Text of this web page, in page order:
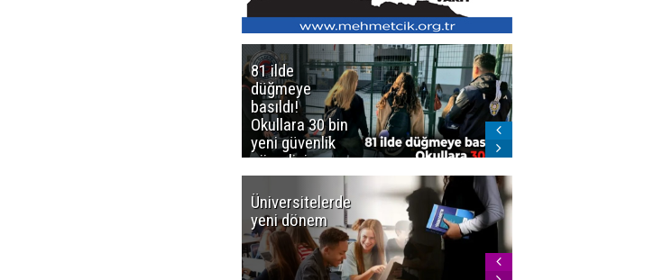
81 ilde
düğmeye
basıldı!
Okullara 30 bin
yeni güvenlik
görevlisi
Üniversitelerde
yeni dönem